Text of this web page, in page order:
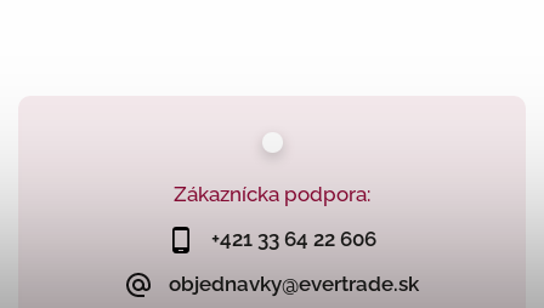
Zákaznícka podpora:
+421 33 64 22 606
objednavky@evertrade.sk